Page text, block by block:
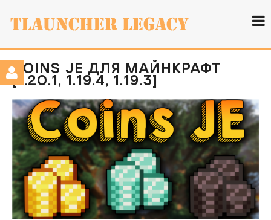
COINS JE ДЛЯ МАЙНКРАФТ
[1.20.1, 1.19.4, 1.19.3]